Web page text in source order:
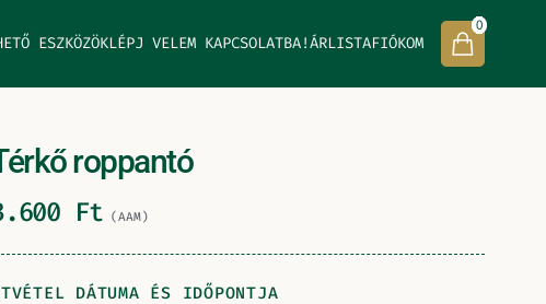
ESZKÖZÖKLÉPJ VELEM KAPCSOLATBA!ÁRLISTAFIÓKOM
0
roppantó
Ft (AAM)
DÁTUMA ÉS IDŐPONTJA